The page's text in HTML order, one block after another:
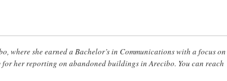
where she earned a Bachelor’s in Communications with a focus on
for her reporting on abandoned buildings in Arecibo. You can reach